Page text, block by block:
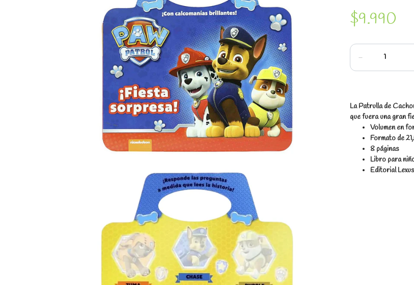
$9.990
-
La Patrulla de
que fuera una gran
Volumen en
Formato de
8 páginas
Libro para
Editorial Lexus